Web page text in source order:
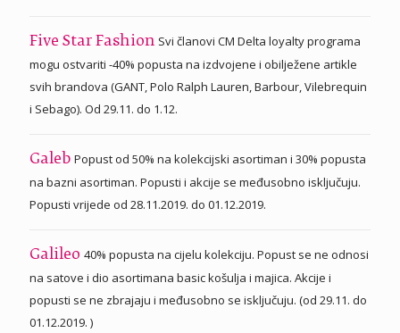
Five Star Fashion Svi članovi CM Delta loyalty programa
mogu ostvariti -40% popusta na izdvojene i obilježene artikle
svih brandova (GANT, Polo Ralph Lauren, Barbour, Vilebrequin
i Sebago). Od 29.11. do 1.12.
Galeb Popust od 50% na kolekcijski asortiman i 30% popusta
na bazni asortiman. Popusti i akcije se međusobno isključuju.
Popusti vrijede od 28.11.2019. do 01.12.2019.
Galileo 40% popusta na cijelu kolekciju. Popust se ne odnosi
na satove i dio asortimana basic košulja i majica. Akcije i
popusti se ne zbrajaju i međusobno se isključuju. (od 29.11. do
01.12.2019. )